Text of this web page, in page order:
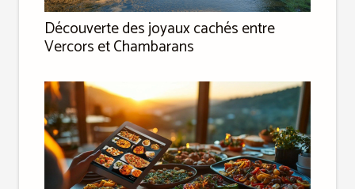
Découverte des joyaux cachés entre
Vercors et Chambarans